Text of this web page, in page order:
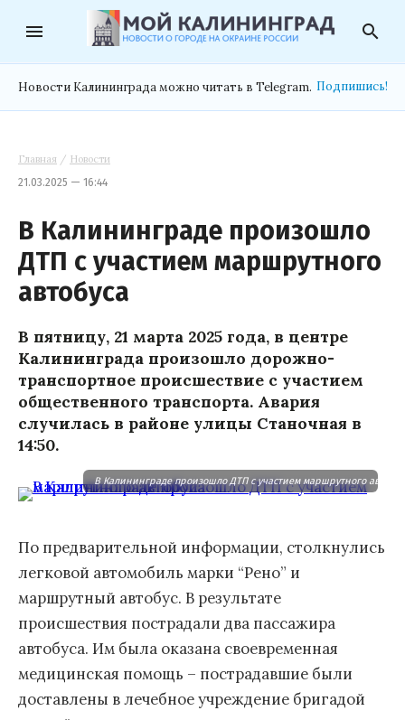
menu search
Новости Калининграда можно читать в Telegram. Подпишись!
Главная / Новости
21.03.2025 — 16:44
В Калининграде произошло
ДТП с участием маршрутного
автобуса
В пятницу, 21 марта 2025 года, в центре
Калининграда произошло дорожно-
транспортное происшествие с участием
общественного транспорта. Авария
случилась в районе улицы Станочная в
14:50.
В Калининграде произошло ДТП с участием маршрутного
По предварительной информации, столкнулись
легковой автомобиль марки “Рено” и
маршрутный автобус. В результате
происшествия пострадали два пассажира
автобуса. Им была оказана своевременная
медицинская помощь – пострадавшие были
доставлены в лечебное учреждение бригадой